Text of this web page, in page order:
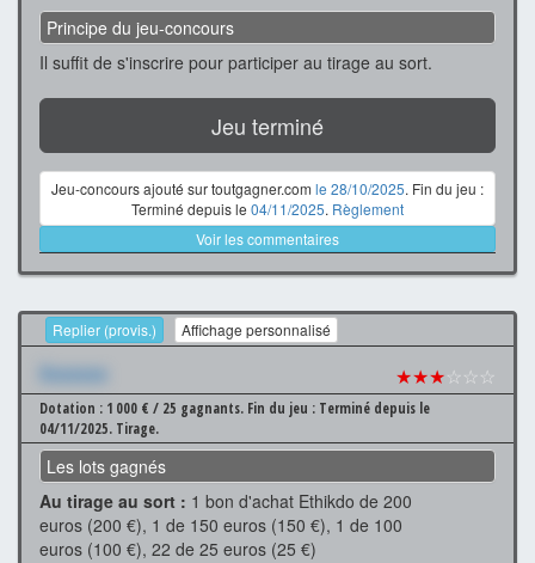
Principe du jeu-concours
Il suffit de s'inscrire pour participer au tirage au sort.
Jeu terminé
Jeu-concours ajouté sur toutgagner.com le 28/10/2025. Fin du jeu :
Terminé depuis le 04/11/2025. Règlement
Voir les commentaires
Replier (provis.) Affichage personnalisé
Xxxxxxx ★★★☆☆☆
Dotation : 1 000 € / 25 gagnants. Fin du jeu : Terminé depuis le
04/11/2025. Tirage.
Les lots gagnés
Au tirage au sort : 1 bon d'achat Ethikdo de 200
euros (200 €), 1 de 150 euros (150 €), 1 de 100
euros (100 €), 22 de 25 euros (25 €)